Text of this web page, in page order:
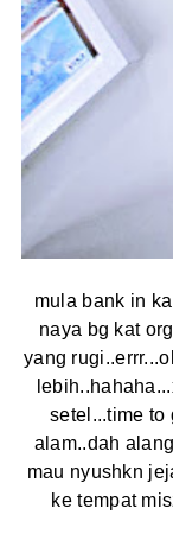
mula bank in
naya bg kat
yang
setel...time to
alam..dah
mau nyushkn
ke tempat